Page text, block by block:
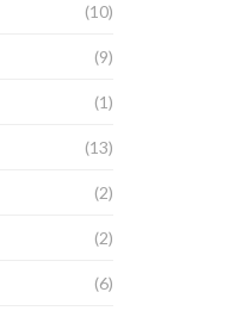
(10)
(9)
(1)
(13)
(2)
(2)
(6)